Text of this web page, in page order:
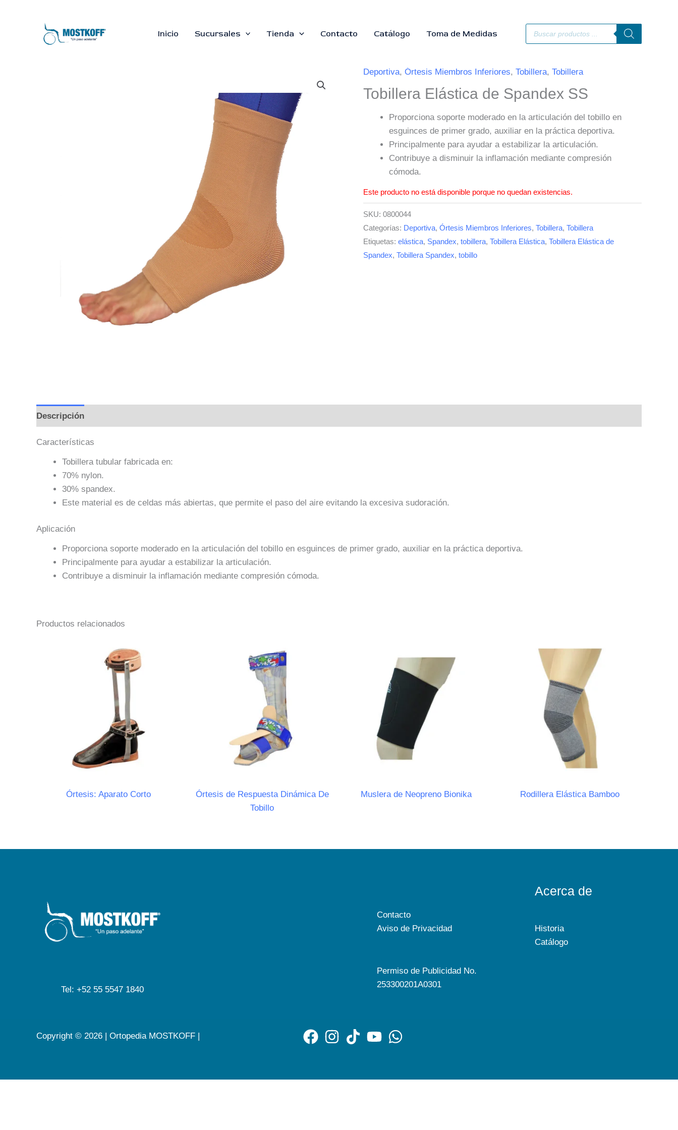
Inicio Sucursales Tienda Contacto Catálogo Toma de Medidas
Búsqueda
Deportiva, Órtesis Miembros Inferiores, Tobillera, Tobillera
Tobillera Elástica de Spandex SS
Proporciona soporte moderado en la articulación del tobillo en
esguinces de primer grado, auxiliar en la práctica deportiva.
Principalmente para ayudar a estabilizar la articulación.
Contribuye a disminuir la inflamación mediante compresión
cómoda.
Este producto no está disponible porque no quedan existencias.
SKU: 0800044
Categorías: Deportiva, Órtesis Miembros Inferiores, Tobillera, Tobillera
Etiquetas: elástica, Spandex, tobillera, Tobillera Elástica, Tobillera Elástica de
Spandex, Tobillera Spandex, tobillo
Descripción
Características
Tobillera tubular fabricada en:
70% nylon.
30% spandex.
Este material es de celdas más abiertas, que permite el paso del aire evitando la excesiva sudoración.
Aplicación
Proporciona soporte moderado en la articulación del tobillo en esguinces de primer grado, auxiliar en la práctica deportiva.
Principalmente para ayudar a estabilizar la articulación.
Contribuye a disminuir la inflamación mediante compresión cómoda.
Productos relacionados
Órtesis: Aparato Corto
Órtesis de Respuesta Dinámica De
Tobillo
Muslera de Neopreno Bionika Rodillera Elástica Bamboo
Tel: +52 55 5547 1840
Contacto
Aviso de Privacidad
Permiso de Publicidad No.
253300201A0301
Acerca de
Historia
Catálogo
Copyright © 2026 | Ortopedia MOSTKOFF |